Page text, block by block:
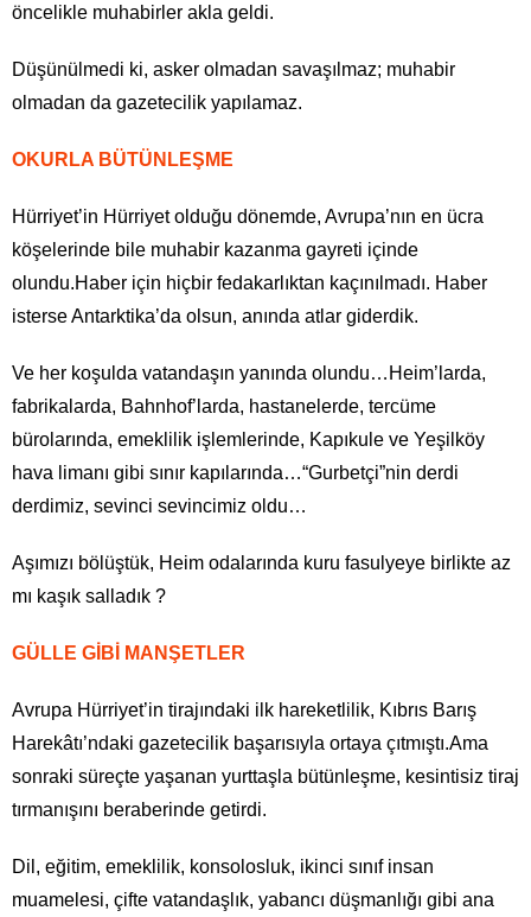
öncelikle muhabirler akla geldi.
Düşünülmedi ki, asker olmadan savaşılmaz; muhabir
olmadan da gazetecilik yapılamaz.
OKURLA BÜTÜNLEŞME
Hürriyet’in Hürriyet olduğu dönemde, Avrupa’nın en ücra
köşelerinde bile muhabir kazanma gayreti içinde
olundu.Haber için hiçbir fedakarlıktan kaçınılmadı. Haber
isterse Antarktika’da olsun, anında atlar giderdik.
Ve her koşulda vatandaşın yanında olundu…Heim’larda,
fabrikalarda, Bahnhof’larda, hastanelerde, tercüme
bürolarında, emeklilik işlemlerinde, Kapıkule ve Yeşilköy
hava limanı gibi sınır kapılarında…“Gurbetçi”nin derdi
derdimiz, sevinci sevincimiz oldu…
Aşımızı bölüştük, Heim odalarında kuru fasulyeye birlikte az
mı kaşık salladık ?
GÜLLE GİBİ MANŞETLER
Avrupa Hürriyet’in tirajındaki ilk hareketlilik, Kıbrıs Barış
Harekâtı’ndaki gazetecilik başarısıyla ortaya çıtmıştı.Ama
sonraki süreçte yaşanan yurttaşla bütünleşme, kesintisiz tiraj
tırmanışını beraberinde getirdi.
Dil, eğitim, emeklilik, konsolosluk, ikinci sınıf insan
muamelesi, çifte vatandaşlık, yabancı düşmanlığı gibi ana